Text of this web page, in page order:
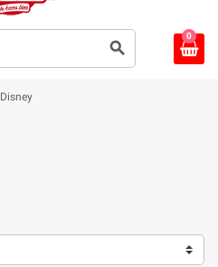
search
0
Disney